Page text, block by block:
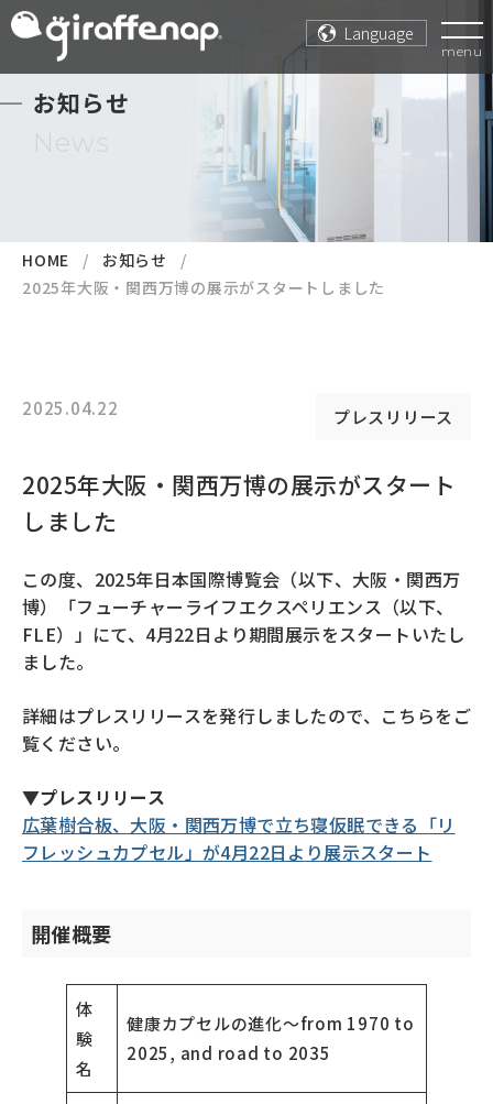
Language
menu
お知らせ
News
HOME
お知らせ
2025年大阪・関西万博の展示がスタートしました
2025.04.22 プレスリリース
2025年大阪・関西万博の展示がスタート
しました
この度、2025年日本国際博覧会（以下、大阪・関西万
博）「フューチャーライフエクスペリエンス（以下、
FLE）」にて、4月22日より期間展示をスタートいたし
ました。
詳細はプレスリリースを発行しましたので、こちらをご
覧ください。
▼プレスリリース
広葉樹合板、大阪・関西万博で立ち寝仮眠できる「リ
フレッシュカプセル」が4月22日より展示スタート
開催概要
体
験
名
健康カプセルの進化〜from 1970 to
2025, and road to 2035